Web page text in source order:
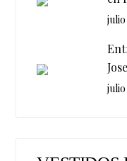
julio
julio